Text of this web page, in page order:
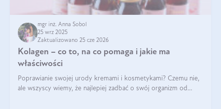
mgr inż. Anna Sobol
25 wrz 2025
Zaktualizowano 25 cze 2026
Kolagen – co to, na co pomaga i jakie ma
właściwości
Poprawianie swojej urody kremami i kosmetykami? Czemu nie,
ale wszyscy wiemy, że najlepiej zadbać o swój organizm od